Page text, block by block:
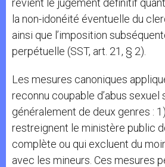
revient le jugement définitif
la non-idonéité éventuelle du
ainsi que l’imposition
perpétuelle (SST, art. 21, § 2).
Les mesures canoniques
reconnu coupable d’abus sexuel
généralement de deux genres :
restreignent le ministère public
complète ou qui excluent du
avec les mineurs. Ces mesures